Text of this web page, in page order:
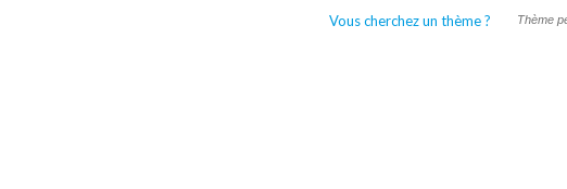
Vous cherchez un thème ?